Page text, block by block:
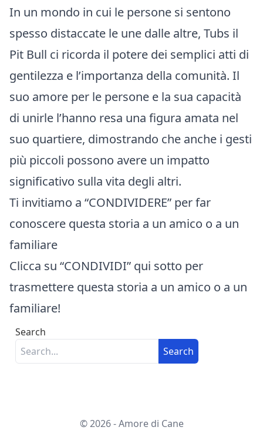
In un mondo in cui le persone si sentono
spesso distaccate le une dalle altre, Tubs il
Pit Bull ci ricorda il potere dei semplici atti di
gentilezza e l’importanza della comunità. Il
suo amore per le persone e la sua capacità
di unirle l’hanno resa una figura amata nel
suo quartiere, dimostrando che anche i gesti
più piccoli possono avere un impatto
significativo sulla vita degli altri.
Ti invitiamo a “CONDIVIDERE” per far
conoscere questa storia a un amico o a un
familiare
Clicca su “CONDIVIDI” qui sotto per
trasmettere questa storia a un amico o a un
familiare!
Search
Search
© 2026 - Amore di Cane